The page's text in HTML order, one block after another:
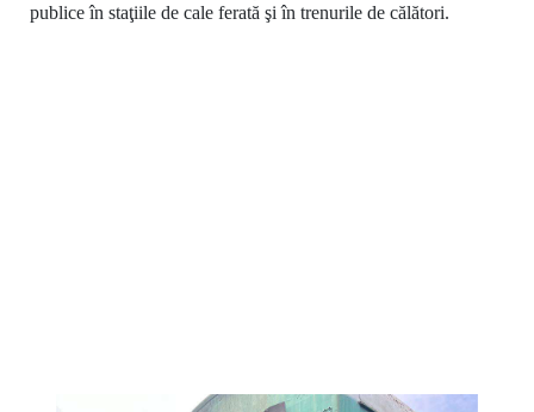
publice în staţiile de cale ferată şi în trenurile de călători.